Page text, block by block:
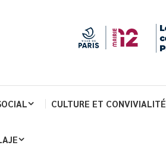
CULTURE ET CONVIVIALITÉ